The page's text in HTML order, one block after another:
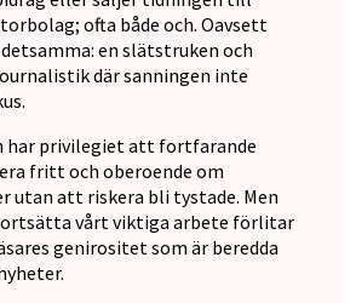
ofta både och. Oavsett
en slätstruken och
där sanningen inte
har privilegiet att fortfarande
fritt och oberoende om
utan att riskera bli tystade. Men
vårt viktiga arbete förlitar
genirositet som är beredda